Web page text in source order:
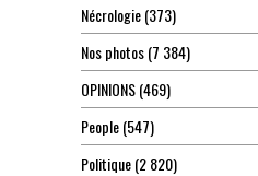
Nécrologie(373)
Nos photos(7 384)
OPINIONS(469)
People(547)
Politique(2 820)